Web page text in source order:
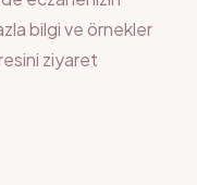
bilgi ve örnekler
ziyaret